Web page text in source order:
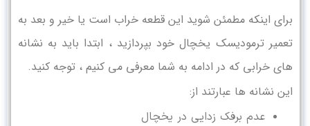
برای اینکه مطمئن شوید این قطعه خراب است یا خیر و بعد به
تعمیر ترمودیسک یخچال خود بپردازید ، ابتدا باید به نشانه
های خرابی که در ادامه به شما معرفی می کنیم ، توجه کنید.
این نشانه ها عبارتند از:
عدم برفک زدایی در یخچال